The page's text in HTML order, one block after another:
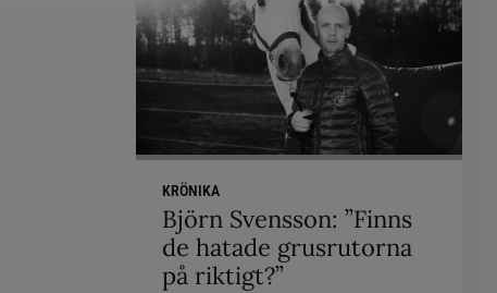
KRÖNIKA
Björn Svensson: ”Finns
de hatade grusrutorna
på riktigt?”